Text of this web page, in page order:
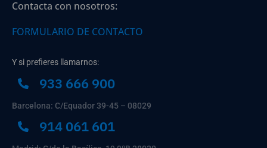
Contacta con nosotros:
FORMULARIO DE CONTACTO
Y si prefieres llamarnos:
933 666 900
Barcelona: C/Equador 39-45 – 08029
914 061 601